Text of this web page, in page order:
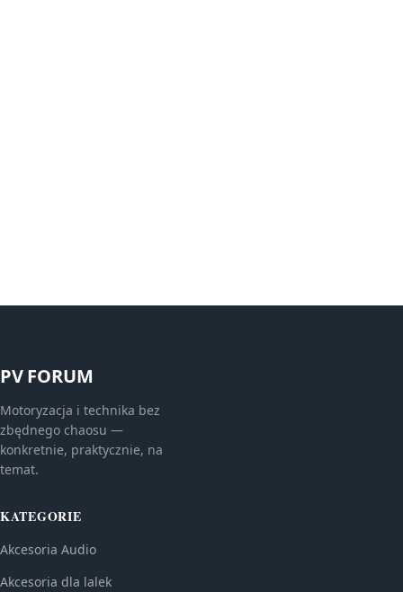
PV FORUM
Motoryzacja i technika bez
zbędnego chaosu —
konkretnie, praktycznie, na
temat.
KATEGORIE
Akcesoria Audio
Akcesoria dla lalek